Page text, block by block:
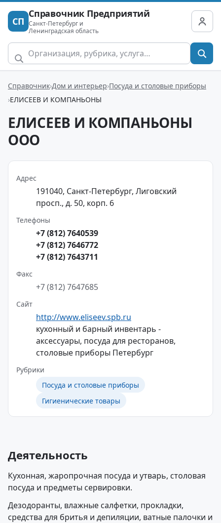
СП
Справочник Предприятий
Санкт-Петербург и
Ленинградская область
Справочник Дом и интерьер Посуда и столовые приборы
ЕЛИСЕЕВ И КОМПАНЬОНЫ
ЕЛИСЕЕВ И КОМПАНЬОНЫ
ООО
Адрес
191040, Санкт-Петербург, Лиговский
просп., д. 50, корп. 6
Телефоны
+7 (812) 7640539
+7 (812) 7646772
+7 (812) 7643711
Факс
+7 (812) 7647685
Сайт
http://www.eliseev.spb.ru
кухонный и барный инвентарь -
аксессуары, посуда для ресторанов,
столовые приборы Петербург
Рубрики
Посуда и столовые приборы
Гигиенические товары
Деятельность
Кухонная, жаропрочная посуда и утварь, столовая
посуда и предметы сервировки.
Дезодоранты, влажные салфетки, прокладки,
средства для бритья и депиляции, ватные палочки и